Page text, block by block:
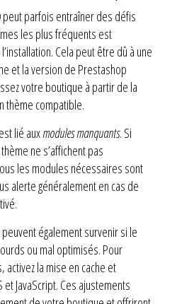
peut parfois entraîner des défis
les plus fréquents est
Cela peut être dû à une
et la version de Prestashop
votre boutique à partir de la
thème compatible.
lié auxmodules manquants. Si
ne s’affichent pas
les modules nécessaires sont
alerte généralement en cas de
également survenir si le
ou mal optimisés. Pour
la mise en cache et
JavaScript. Ces ajustements